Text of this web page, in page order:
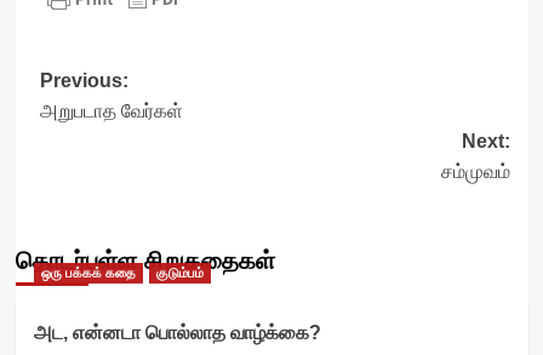
Post
navigation
Previous:
அறுபடாத வேர்கள்
Next:
சம்முவம்
தொடர்புள்ள சிறுகதைகள்
ஒரு பக்கக் கதை குடும்பம்
அட, என்னடா பொல்லாத வாழ்க்கை?